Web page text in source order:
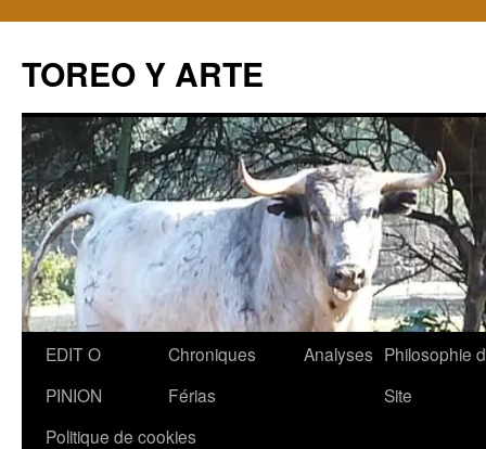
TOREO Y ARTE
Aller
contenu
EDIT O
PINION
Chroniques
Férias
Analyses Philosophie
Site
Politique de cookies